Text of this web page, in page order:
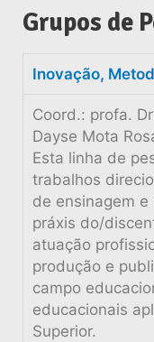
Grupos de
Inovação,
Coord.: profa.
Dayse Mota
Esta linha de
trabalhos
de ensinagem
práxis do/
atuação
produção e
campo
educacionais
Superior.